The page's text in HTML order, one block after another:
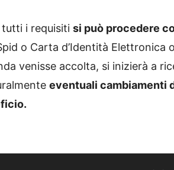
tutti i requisiti si può procedere
o Carta d’Identità Elettronica
venisse accolta, si inizierà a
eventuali cambiamenti